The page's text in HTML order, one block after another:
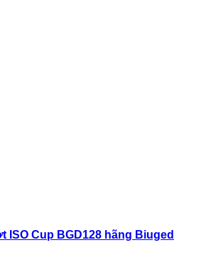
ISO Cup BGD128 hãng Biuged